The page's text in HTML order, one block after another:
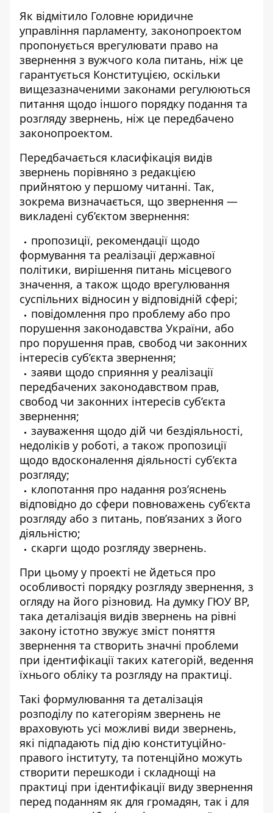
Як відмітило Головне юридичне
управління парламенту, законопроектом
пропонується врегулювати право на
звернення з вужчого кола питань, ніж це
гарантується Конституцією, оскільки
вищезазначеними законами регулюються
питання щодо іншого порядку подання та
розгляду звернень, ніж це передбачено
законопроектом.
Передбачається класифікація видів
звернень порівняно з редакцією
прийнятою у першому читанні. Так,
зокрема визначається, що звернення —
викладені суб’єктом звернення:
пропозиції, рекомендації щодо
формування та реалізації державної
політики, вирішення питань місцевого
значення, а також щодо врегулювання
суспільних відносин у відповідній сфері;
повідомлення про проблему або про
порушення законодавства України, або
про порушення прав, свобод чи законних
інтересів суб’єкта звернення;
заяви щодо сприяння у реалізації
передбачених законодавством прав,
свобод чи законних інтересів суб’єкта
звернення;
зауваження щодо дій чи бездіяльності,
недоліків у роботі, а також пропозиції
щодо вдосконалення діяльності суб’єкта
розгляду;
клопотання про надання роз’яснень
відповідно до сфери повноважень суб’єкта
розгляду або з питань, пов’язаних з його
діяльністю;
скарги щодо розгляду звернень.
При цьому у проекті не йдеться про
особливості порядку розгляду звернення, з
огляду на його різновид. На думку ГЮУ ВР,
така деталізація видів звернень на рівні
закону істотно звужує зміст поняття
звернення та створить значні проблеми
при ідентифікації таких категорій, ведення
їхнього обліку та розгляду на практиці.
Такі формулювання та деталізація
розподілу по категоріям звернень не
враховують усі можливі види звернень,
які підпадають під дію конституційно-
правого інституту, та потенційно можуть
створити перешкоди і складнощі на
практиці при ідентифікації виду звернення
перед поданням як для громадян, так і для